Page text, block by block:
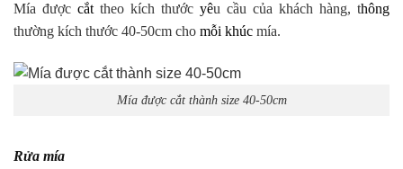
Mía được cắt theo kích thước yêu cầu của khách hàng, thông
thường kích thước 40-50cm cho mỗi khúc mía.
Mía được cắt thành size 40-50cm
Rửa mía